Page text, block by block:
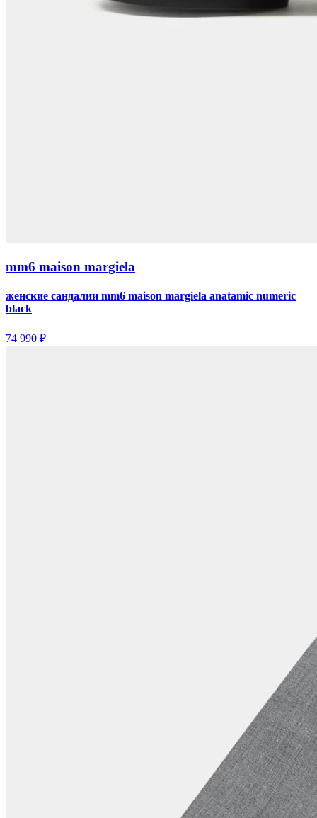
mm6 maison margiela
женские сандалии mm6 maison margiela anatamic numeric
black
74 990 ₽